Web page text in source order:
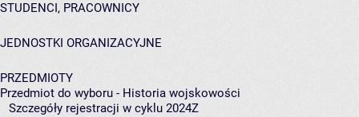
STUDENCI, PRACOWNICY
JEDNOSTKI ORGANIZACYJNE
PRZEDMIOTY
Przedmiot do wyboru - Historia wojskowości
Szczegóły rejestracji w cyklu 2024Z